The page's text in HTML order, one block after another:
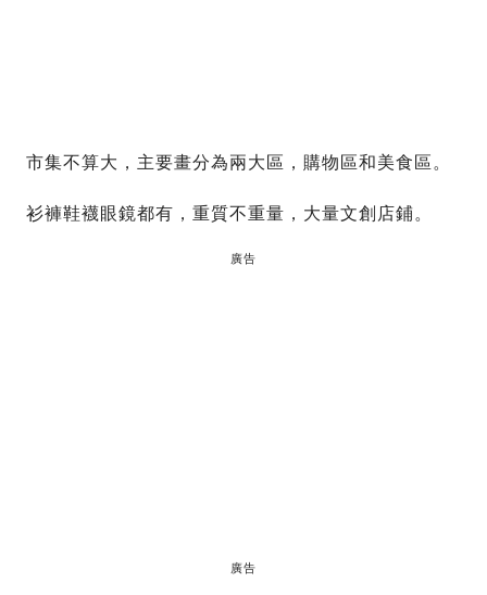
市集不算大，主要畫分為兩大區，購物區和美食區。
衫褲鞋襪眼鏡都有，重質不重量，大量文創店鋪。
廣告
廣告